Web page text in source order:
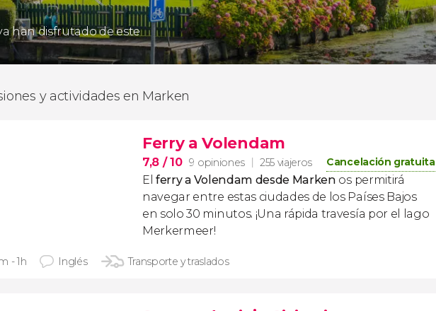
han disfrutado de este
y actividades en Marken
Ferry a Volendam
7,8 / 10 9 opiniones 255 viajeros Cancelación gratuita
Elferry a Volendam desde Marken os permitirá
navegar entre estas ciudades de los Países Bajos
en solo 30 minutos. ¡Una rápida travesía por el lago
Merkermeer!
- 1h Inglés Transporte y traslados